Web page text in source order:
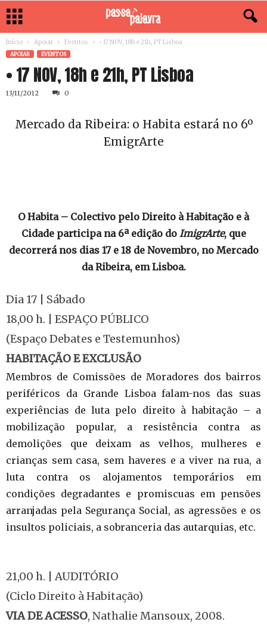
Início Apoiar Eventos • 17 NOV, 18h e 21h, PT Lisboa
APOIAR EVENTOS
• 17 NOV, 18h e 21h, PT Lisboa
13/11/2012 0
Mercado da Ribeira: o Habita estará no 6º
EmigrArte
O Habita – Colectivo pelo Direito à Habitação e à
Cidade participa na 6ª edição do ImigrArte, que
decorrerá nos dias 17 e 18 de Novembro, no Mercado
da Ribeira, em Lisboa.
Dia 17 | Sábado
18,00 h. | ESPAÇO PÚBLICO
(Espaço Debates e Testemunhos)
HABITAÇÃO E EXCLUSÃO
Membros de Comissões de Moradores dos bairros
periféricos da Grande Lisboa falam-nos das suas
experiências de luta pelo direito à habitação – a
mobilização popular, a resistência contra as
demolições que deixam as velhos, mulheres e
crianças sem casa, sem haveres e a viver na rua, a
luta contra os alojamentos temporários em
condições degradantes e promiscuas em pensões
arranjadas pela Segurança Social, as agressões e os
insultos policiais, a sobranceria das autarquias, etc.
21,00 h. | AUDITÓRIO
(Ciclo Direito à Habitação)
VIA DE ACESSO, Nathalie Mansoux, 2008.